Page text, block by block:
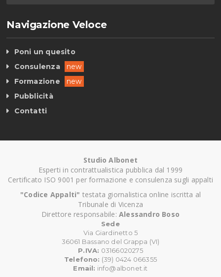
Navigazione Veloce
Poni un quesito
Consulenza
new
Formazione
new
Pubblicità
Contatti
Studio Albonet
Esperti in contrattualistica pubblica dal 1999
Certificato ISO 9001 per formazione e consulenza sugli appalti
"Codice Appalti" testata giornalistica online iscritta al
Tribunale di Vicenza
Direttore responsabile: Alessandro Boso
Sede
Via Giardinetto 5
36061 Bassano del Grappa (VI)
P.IVA: 03166020275
Telefono: (39) 0424 066355
Email: info@albonet.it